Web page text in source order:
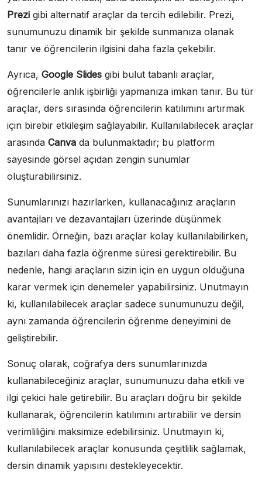
Prezi gibi alternatif araçlar da tercih edilebilir. Prezi,
sunumunuzu dinamik bir şekilde sunmanıza olanak
tanır ve öğrencilerin ilgisini daha fazla çekebilir.
Ayrıca, Google Slides gibi bulut tabanlı araçlar,
öğrencilerle anlık işbirliği yapmanıza imkan tanır. Bu tür
araçlar, ders sırasında öğrencilerin katılımını artırmak
için birebir etkileşim sağlayabilir. Kullanılabilecek araçlar
arasında Canva da bulunmaktadır; bu platform
sayesinde görsel açıdan zengin sunumlar
oluşturabilirsiniz.
Sunumlarınızı hazırlarken, kullanacağınız araçların
avantajları ve dezavantajları üzerinde düşünmek
önemlidir. Örneğin, bazı araçlar kolay kullanılabilirken,
bazıları daha fazla öğrenme süresi gerektirebilir. Bu
nedenle, hangi araçların sizin için en uygun olduğuna
karar vermek için denemeler yapabilirsiniz. Unutmayın
ki, kullanılabilecek araçlar sadece sunumunuzu değil,
aynı zamanda öğrencilerin öğrenme deneyimini de
geliştirebilir.
Sonuç olarak, coğrafya ders sunumlarınızda
kullanabileceğiniz araçlar, sunumunuzu daha etkili ve
ilgi çekici hale getirebilir. Bu araçları doğru bir şekilde
kullanarak, öğrencilerin katılımını artırabilir ve dersin
verimliliğini maksimize edebilirsiniz. Unutmayın ki,
kullanılabilecek araçlar konusunda çeşitlilik sağlamak,
dersin dinamik yapısını destekleyecektir.